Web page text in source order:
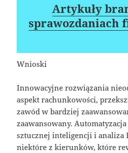
Artykuły
sprawozdaniach
Wnioski
Innowacyjne rozwiązania
aspekt rachunkowości,
zawód w bardziej
zaawansowany.
sztucznej inteligencji i analiza
niektóre z kierunków, które